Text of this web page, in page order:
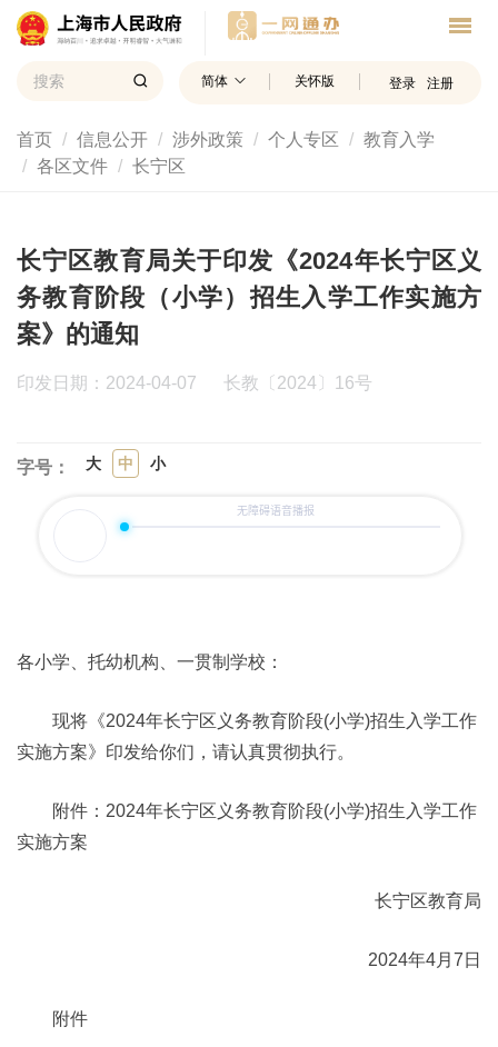
简体 关怀版 登录 注册
首页 信息公开 涉外政策 个人专区
教育入学
各区文件
长宁区
长宁区教育局关于印发《2024年长宁区义
务教育阶段（小学）招生入学工作实施方
案》的通知
印发日期：2024-04-07 长教〔2024〕16号
字号： 大 中 小
各小学、托幼机构、一贯制学校：
现将《2024年长宁区义务教育阶段(小学)招生入学工作
实施方案》印发给你们，请认真贯彻执行。
附件：2024年长宁区义务教育阶段(小学)招生入学工作
实施方案
长宁区教育局
2024年4月7日
附件